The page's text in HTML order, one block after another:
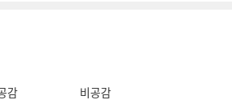
감 비공감